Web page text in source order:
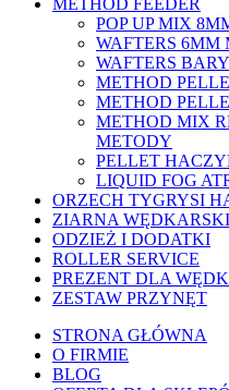
POP UP MIX
WAFTERS 6MM
WAFTERS
METHOD
METHOD
METHOD MIX
METODY
PELLET
LIQUID FOG
ORZECH TYGRYSI
ZIARNA
ODZIEŻ I DODATKI
ROLLER SERVICE
PREZENT DLA
ZESTAW PRZYNĘT
STRONA GŁÓWNA
O FIRMIE
BLOG